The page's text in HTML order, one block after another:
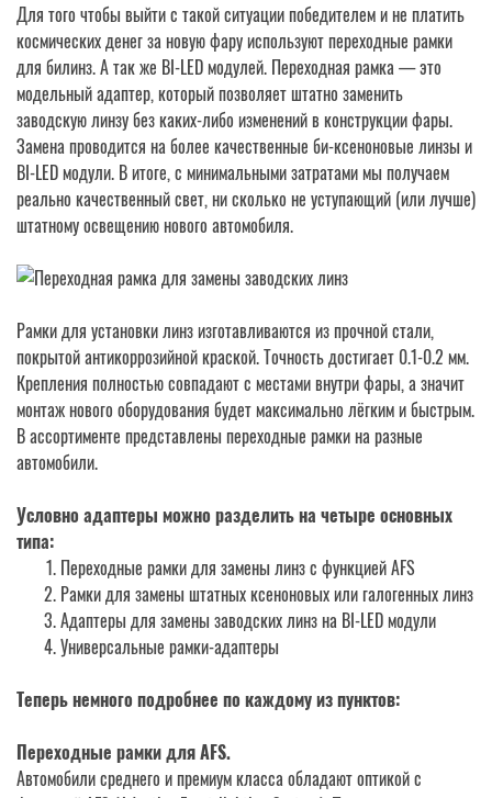
Для того чтобы выйти с такой ситуации победителем и не платить
космических денег за новую фару используют переходные рамки
для билинз. А так же BI-LED модулей. Переходная рамка — это
модельный адаптер, который позволяет штатно заменить
заводскую линзу без каких-либо изменений в конструкции фары.
Замена проводится на более качественные би-ксеноновые линзы и
BI-LED модули. В итоге, с минимальными затратами мы получаем
реально качественный свет, ни сколько не уступающий (или лучше)
штатному освещению нового автомобиля.
Рамки для установки линз изготавливаются из прочной стали,
покрытой антикоррозийной краской. Точность достигает 0.1-0.2 мм.
Крепления полностью совпадают с местами внутри фары, а значит
монтаж нового оборудования будет максимально лёгким и быстрым.
В ассортименте представлены переходные рамки на разные
автомобили.
Условно адаптеры можно разделить на четыре основных
типа:
Переходные рамки для замены линз с функцией AFS
Рамки для замены штатных ксеноновых или галогенных линз
Адаптеры для замены заводских линз на BI-LED модули
Универсальные рамки-адаптеры
Теперь немного подробнее по каждому из пунктов:
Переходные рамки для AFS.
Автомобили среднего и премиум класса обладают оптикой с